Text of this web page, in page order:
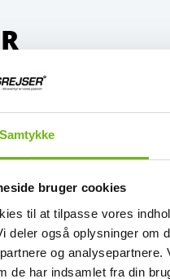
Samtykke
bruger cookies
til at tilpasse vores
deler også oplysninger om
og
de har indsamlet fra din
medrutefly. Derfor
at jo tidligere flybilletterne
vælger at lade os stå for
at lave en uforpligtende
cirka 11 måneder før